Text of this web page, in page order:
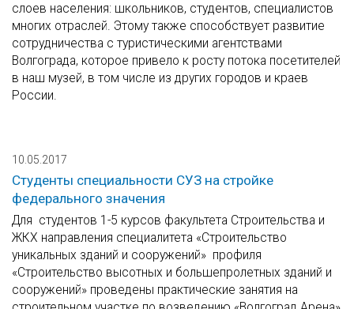
слоев населения: школьников, студентов, специалистов
многих отраслей. Этому также способствует развитие
сотрудничества с туристическими агентствами
Волгограда, которое привело к росту потока посетителей
в наш музей, в том числе из других городов и краев
России.
10.05.2017
Студенты специальности СУЗ на стройке
федерального значения
Для студентов 1-5 курсов факультета Строительства и
ЖКХ направления специалитета «Строительство
уникальных зданий и сооружений» профиля
«Строительство высотных и большепролетных зданий и
сооружений» проведены практические занятия на